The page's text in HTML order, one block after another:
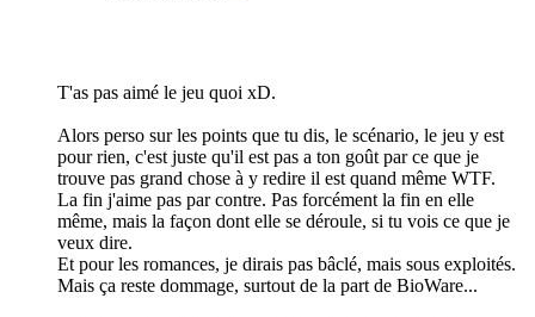
T'as pas aimé le jeu quoi xD.
Alors perso sur les points que tu dis, le scénario, le jeu y est
pour rien, c'est juste qu'il est pas a ton goût par ce que je
trouve pas grand chose à y redire il est quand même WTF.
La fin j'aime pas par contre. Pas forcément la fin en elle
même, mais la façon dont elle se déroule, si tu vois ce que je
veux dire.
Et pour les romances, je dirais pas bâclé, mais sous exploités.
Mais ça reste dommage, surtout de la part de BioWare...